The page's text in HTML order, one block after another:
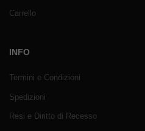
Carrello
INFO
Termini e Condizioni
Spedizioni
Resi e Diritto di Recesso